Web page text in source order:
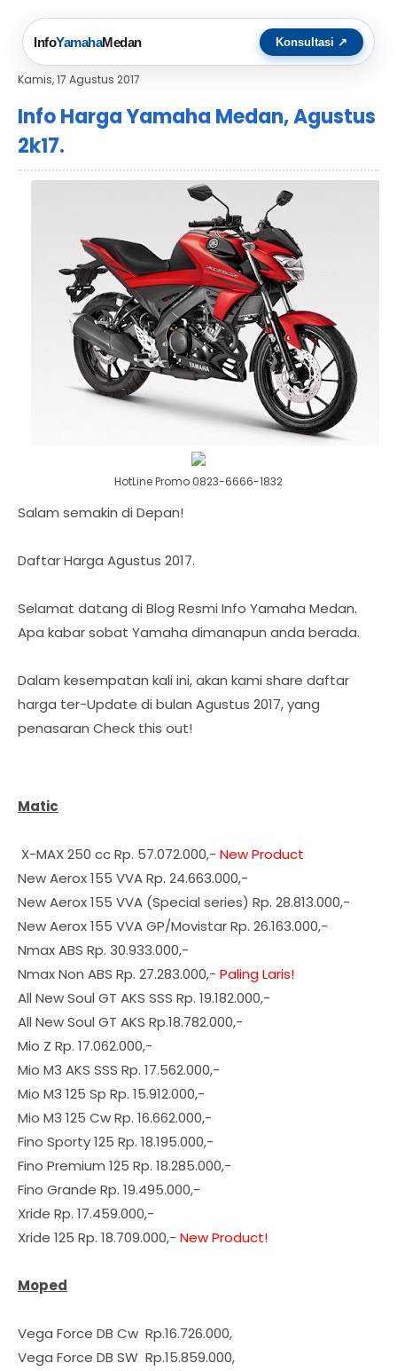
InfoYamahaMedan Konsultasi ↗
Kamis, 17 Agustus 2017
Info Harga Yamaha Medan, Agustus
2k17.
HotLine Promo 0823-6666-1832
Salam semakin di Depan!
Daftar Harga Agustus 2017.
Selamat datang di Blog Resmi Info Yamaha Medan.
Apa kabar sobat Yamaha dimanapun anda berada.
Dalam kesempatan kali ini, akan kami share daftar
harga ter-Update di bulan Agustus 2017, yang
penasaran Check this out!
Matic
X-MAX 250 cc Rp. 57.072.000,- New Product
New Aerox 155 VVA Rp. 24.663.000,-
New Aerox 155 VVA (Special series) Rp. 28.813.000,-
New Aerox 155 VVA GP/Movistar Rp. 26.163.000,-
Nmax ABS Rp. 30.933.000,-
Nmax Non ABS Rp. 27.283.000,- Paling Laris!
All New Soul GT AKS SSS Rp. 19.182.000,-
All New Soul GT AKS Rp.18.782.000,-
Mio Z Rp. 17.062.000,-
Mio M3 AKS SSS Rp. 17.562.000,-
Mio M3 125 Sp Rp. 15.912.000,-
Mio M3 125 Cw Rp. 16.662.000,-
Fino Sporty 125 Rp. 18.195.000,-
Fino Premium 125 Rp. 18.285.000,-
Fino Grande Rp. 19.495.000,-
Xride Rp. 17.459.000,-
Xride 125 Rp. 18.709.000,- New Product!
Moped
Vega Force DB Cw Rp.16.726.000,
Vega Force DB SW Rp.15.859.000,